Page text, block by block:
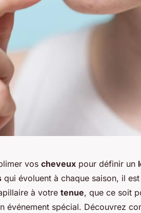
vos cheveux pour définir un
qui évoluent à chaque saison, il
à votre tenue, que ce soit
événement spécial. Découvrez